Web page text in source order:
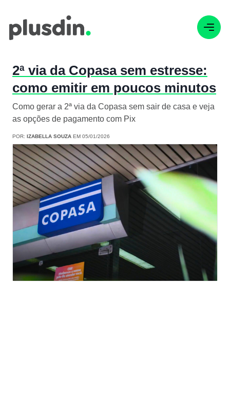
2ª via da Copasa sem estresse:
como emitir em poucos minutos
Como gerar a 2ª via da Copasa sem sair de casa e veja
as opções de pagamento com Pix
POR: IZABELLA SOUZA EM 05/01/2026